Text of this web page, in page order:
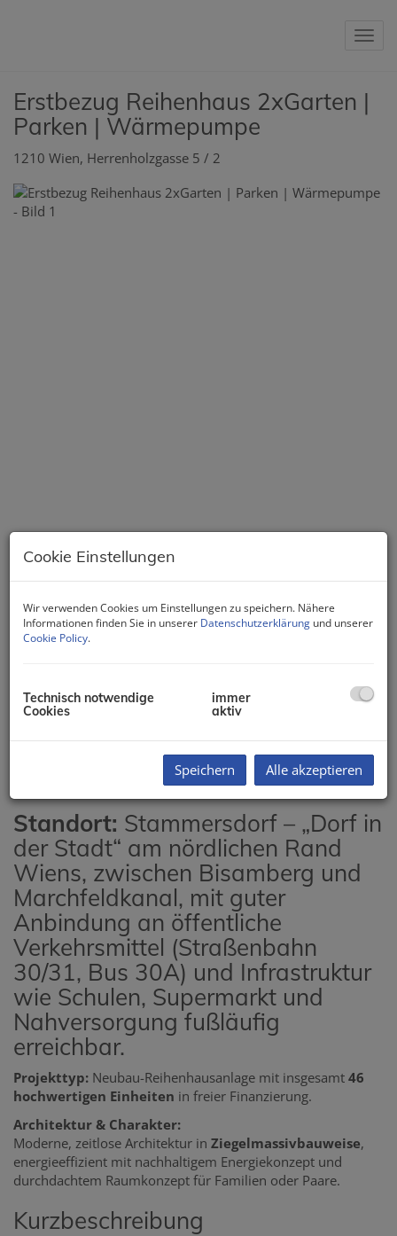
Erstbezug Reihenhaus 2xGarten |
Parken | Wärmepumpe
1210 Wien, Herrenholzgasse 5 / 2
Beschreibung
360°-Tour auf Anfrage erhätlich:
Senden Sie eine formlose
binnen weniger Minuten einen Link
zur 360°-Online Besichtigung
Standort: Stammersdorf – „Dorf in
der Stadt“ am nördlichen Rand
Wiens, zwischen Bisamberg und
Marchfeldkanal, mit guter
Anbindung an öffentliche
Verkehrsmittel (Straßenbahn
30/31, Bus 30A) und Infrastruktur
wie Schulen, Supermarkt und
Nahversorgung fußläufig
erreichbar.
Projekttyp: Neubau-Reihenhausanlage mit insgesamt 46
hochwertigen Einheiten in freier Finanzierung.
Architektur & Charakter:
Moderne, zeitlose Architektur in Ziegelmassivbauweise,
energieeffizient mit nachhaltigem Energiekonzept und
durchdachtem Raumkonzept für Familien oder Paare.
Kurzbeschreibung
Cookie Einstellungen
Wir verwenden Cookies um Einstellungen zu speichern. Nähere
Informationen finden Sie in unserer Datenschutzerklärung und unserer
Cookie Policy.
Technisch notwendige
Cookies
immer
aktiv
Speichern Alle akzeptieren